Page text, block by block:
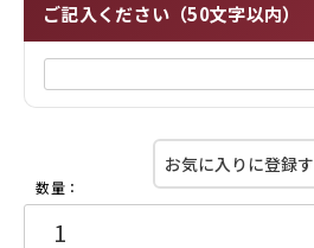
ご記入ください（50文字以内）
お気に入りに登録